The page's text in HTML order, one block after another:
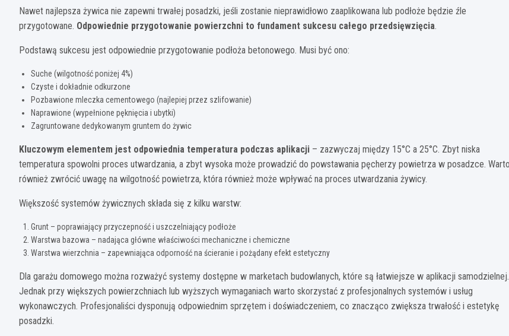
Nawet najlepsza żywica nie zapewni trwałej posadzki, jeśli zostanie nieprawidłowo zaaplikowana lub podłoże będzie źle
przygotowane. Odpowiednie przygotowanie powierzchni to fundament sukcesu całego przedsięwzięcia.
Podstawą sukcesu jest odpowiednie przygotowanie podłoża betonowego. Musi być ono:
Suche (wilgotność poniżej 4%)
Czyste i dokładnie odkurzone
Pozbawione mleczka cementowego (najlepiej przez szlifowanie)
Naprawione (wypełnione pęknięcia i ubytki)
Zagruntowane dedykowanym gruntem do żywic
Kluczowym elementem jest odpowiednia temperatura podczas aplikacji – zazwyczaj między 15°C a 25°C. Zbyt niska
temperatura spowolni proces utwardzania, a zbyt wysoka może prowadzić do powstawania pęcherzy powietrza w posadzce. Warto
również zwrócić uwagę na wilgotność powietrza, która również może wpływać na proces utwardzania żywicy.
Większość systemów żywicznych składa się z kilku warstw:
Grunt – poprawiający przyczepność i uszczelniający podłoże
Warstwa bazowa – nadająca główne właściwości mechaniczne i chemiczne
Warstwa wierzchnia – zapewniająca odporność na ścieranie i pożądany efekt estetyczny
Dla garażu domowego można rozważyć systemy dostępne w marketach budowlanych, które są łatwiejsze w aplikacji samodzielnej.
Jednak przy większych powierzchniach lub wyższych wymaganiach warto skorzystać z profesjonalnych systemów i usług
wykonawczych. Profesjonaliści dysponują odpowiednim sprzętem i doświadczeniem, co znacząco zwiększa trwałość i estetykę
posadzki.